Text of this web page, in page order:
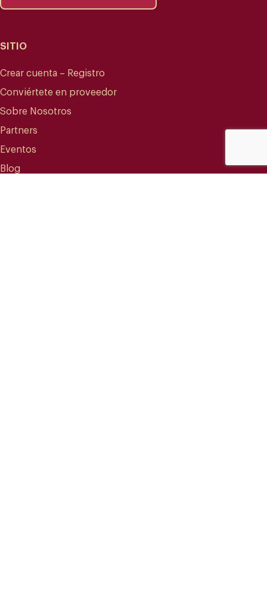
SITIO
Crear cuenta – Registro
Conviértete en proveedor
Sobre Nosotros
Partners
Eventos
Blog